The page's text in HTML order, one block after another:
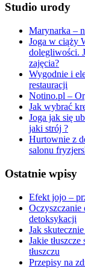
Studio urody
Marynarka –
Joga w ciąży
dolegliwości.
zajęcia?
Wygodnie i
restauracji
Notino.pl –
Jak wybrać
Joga jak się
jaki strój ?
Hurtownie z
salonu
Ostatnie wpisy
Efekt jojo –
detoksykacji
Jak
Jakie
tłuszczu
Przepisy na